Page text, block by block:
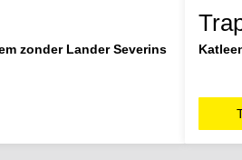
zonder Lander Severins